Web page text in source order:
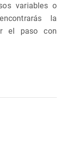
variables o
la
el paso con